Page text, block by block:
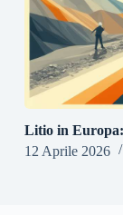
Litio in Europa:
12 Aprile 2026